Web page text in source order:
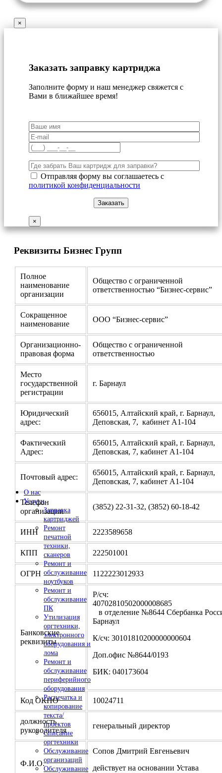
О нас
Услуги
Заправка
картриджей
Ремонт
печатной
техники,
сканеров
Ремонт и
обслуживание
ноутбуков
Ремонт и
обслуживание
ПК
Утилизация
оргтехники,
электронного
оборудования и
лома
Ремонт и
обслуживание
периферийного
оборудования
Распечатка и
копирование
текста/
проектов
Списание
оргтехники
Обслуживание
организаций
Обслуживание
×
Заказать заправку картриджа
Заполните форму и наш менеджер свяжется с
Вами в ближайшее время!
Отправляя форму вы соглашаетесь с
политикой конфиденциальности
×
Реквизиты Бизнес Групп
Полное
наименование
организации
Общество с ограниченной
ответственностью “Бизнес-сервис”
Сокращенное
наименование
ООО “Бизнес-сервис”
Организационно-
правовая форма
Общество с ограниченной
ответственностью
Место
государственной
регистрации
г. Барнаул
Юридический
адрес:
656015, Алтайский край, г. Барнаул,
Деповская, 7, кабинет А1-104
Фактический
Адрес:
656015, Алтайский край, г. Барнаул,
Деповская, 7, кабинет А1-104
Почтовый адрес:
656015, Алтайский край, г. Барнаул,
Деповская, 7, кабинет А1-104
Телефон
организации
(3852) 22-31-32, (3852) 60-18-42
ИНН 2223589658
КПП 222501001
ОГРН 1122223012933
Банковские
реквизиты
Р/сч:
в отделение №8644 Сбербанка
Барнаул
К/сч: 30101810200000000604
Доп.офис №8644/0193
БИК: 040173604
Код ОКПО 10024711
должность
руководителя
генеральный директор
Ф.И.О.
Сопов Дмитрий Евгеньевич
действует на основании Устава